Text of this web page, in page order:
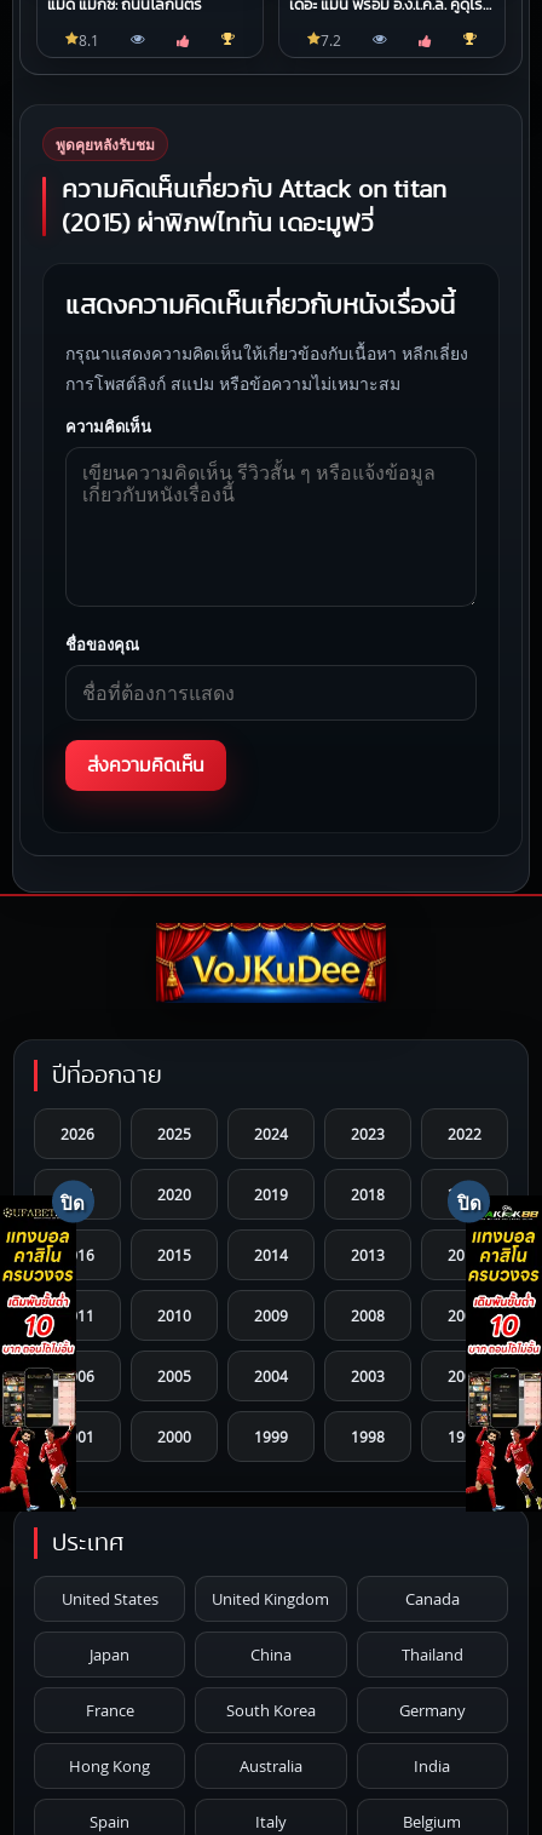
แมด แม็กซ์: ถนนโลกันตร์
8.1
เดอะ แมน ฟรอม อั.ง.เ.คิ.ล. คู่ดุไร้
7.2
พูดคุยหลังรับชม
ความคิดเห็นเกี่ยวกับ Attack on titan
(2015) ผ่าพิภพไททัน เดอะมูฟวี่
แสดงความคิดเห็นเกี่ยวกับหนังเรื่องนี้
กรุณาแสดงความคิดเห็นให้เกี่ยวข้องกับเนื้อหา หลีกเลี่ยง
การโพสต์ลิงก์ สแปม หรือข้อความไม่เหมาะสม
ความคิดเห็น
ชื่อของคุณ
ปีที่ออกฉาย
2026 2025 2024 2023 2022
2021 2020 2019 2018 2017
2016 2015 2014 2013 2012
2011 2010 2009 2008 2007
2006 2005 2004 2003 2002
2001 2000 1999 1998 1997
1996 1995 1994 1993 1992
1986 1985 1984 1983 1982
1981 1980 1979 1978 1977
1976 1975 1974 1973 1972
1971 1970 1969 1968 1967
ประเทศ
United States United Kingdom Canada
Japan China Thailand
France South Korea Germany
Hong Kong Australia India
Spain Italy Belgium